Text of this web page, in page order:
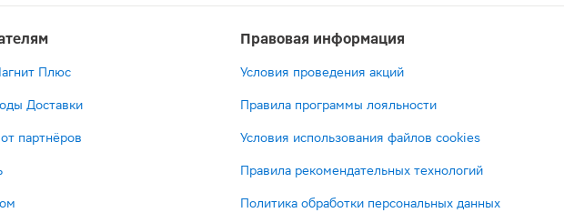
Плюс
Доставки
партнёров
Правовая информация
Условия проведения акций
Правила программы лояльности
Условия использования файлов cookies
Правила рекомендательных технологий
Политика обработки персональных данных